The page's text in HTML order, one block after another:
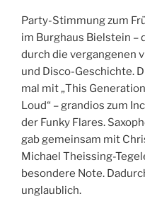
Party-Stimmung zum
im Burghaus Bielstein –
durch die vergangenen
und Disco-Geschichte.
mal mit „This
Loud“ – grandios zum
der Funky Flares.
gab gemeinsam mit
Michael Theissing-
besondere Note.
unglaublich.